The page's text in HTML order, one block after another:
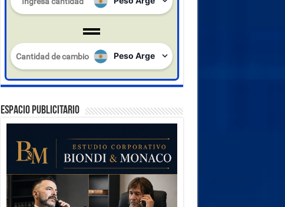
ESPACIO PUBLICITARIO